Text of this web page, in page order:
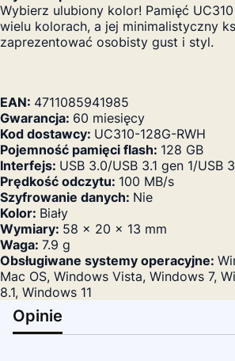
Wybierz ulubiony kolor! Pamięć
wielu kolorach, a jej minimalistyczny
zaprezentować osobisty gust i styl.
EAN: 4711085941985
Gwarancja: 60 miesięcy
Kod dostawcy: UC310-128G-RWH
Pojemność pamięci flash: 128 GB
Interfejs: USB 3.0/USB 3.1 gen 1/USB
Prędkość odczytu: 100 MB/s
Szyfrowanie danych: Nie
Kolor: Biały
Wymiary: 58 x 20 x 13 mm
Waga: 7.9 g
Obsługiwane systemy operacyjne:
Mac OS, Windows Vista, Windows 7,
8.1, Windows 11
Opinie